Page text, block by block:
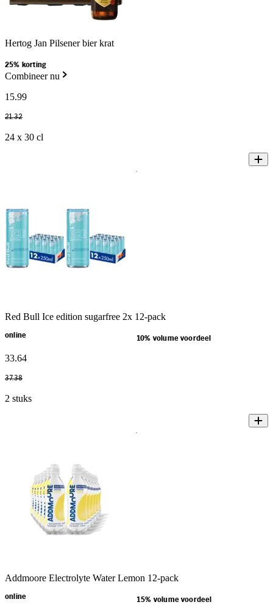
Hertog Jan Pilsener bier krat
25% korting
Combineer nu
15.99
21.32
24 x 30 cl
Red Bull Ice edition sugarfree 2x 12-pack
online 10% volume voordeel
33.64
37.38
2 stuks
Addmoore Electrolyte Water Lemon 12-pack
online 15% volume voordeel